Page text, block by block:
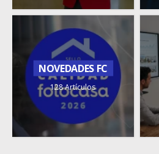
NOVEDADES FC
128 Artículos